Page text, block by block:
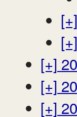
[+]
[+]
[+]
[+]
[+]